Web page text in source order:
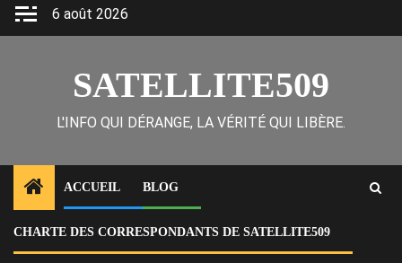
Skip
6 août 2026
SATELLITE509
L'INFO QUI DÉRANGE, LA VÉRITÉ QUI LIBÈRE.
ACCUEIL BLOG
CHARTE DES CORRESPONDANTS DE SATELLITE509
Home
Actu
Montrouis : la présence de gangs armés pour sécuriser les examens